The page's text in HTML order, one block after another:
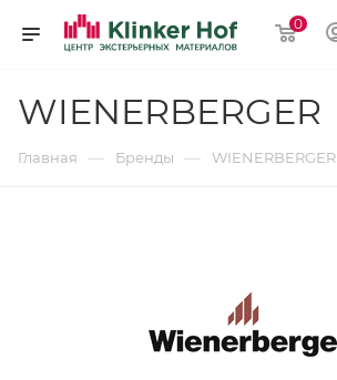
0
WIENERBERGER
Главная — Бренды — WIENERBERGER